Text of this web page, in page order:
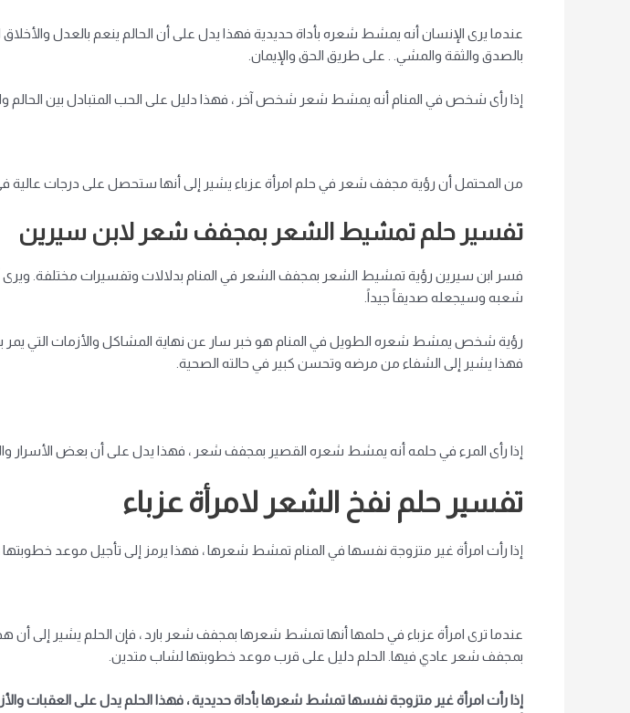
عندما يرى الإنسان أنه يمشط شعره بأداة حديدية فهذا يدل على أن الحالم ينعم بالعدل
بالصدق والثقة والمشي. . على طريق الحق والإيمان.
إذا رأى شخص في المنام أنه يمشط شعر شخص آخر ، فهذا دليل على الحب المتبادل بين الحالم
من المحتمل أن رؤية مجفف شعر في حلم امرأة عزباء يشير إلى أنها ستحصل على درجات عالية
تفسير حلم تمشيط الشعر بمجفف شعر لابن سيرين
فسر ابن سيرين رؤية تمشيط الشعر بمجفف الشعر في المنام بدلالات وتفسيرات مختلفة. ويرى
شعبه وسيجعله صديقاً جيداً.
رؤية شخص يمشط شعره الطويل في المنام هو خبر سار عن نهاية المشاكل والأزمات التي يمر
فهذا يشير إلى الشفاء من مرضه وتحسن كبير في حالته الصحية.
إذا رأى المرء في حلمه أنه يمشط شعره القصير بمجفف شعر ، فهذا يدل على أن بعض الأسرار
تفسير حلم نفخ الشعر لامرأة عزباء
إذا رأت امرأة غير متزوجة نفسها في المنام تمشط شعرها ، فهذا يرمز إلى تأجيل موعد
عندما ترى امرأة عزباء في حلمها أنها تمشط شعرها بمجفف شعر بارد ، فإن الحلم يشير إلى
بمجفف شعر عادي فيها. الحلم دليل على قرب موعد خطوبتها لشاب متدين.
إذا رأت امرأة غير متزوجة نفسها تمشط شعرها بأداة حديدية ، فهذا الحلم يدل على العقبات